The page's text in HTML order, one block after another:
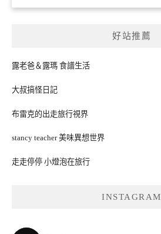
好站推薦
露老爸＆露瑪 食譜生活
大叔搞怪日記
布雷克的出走旅行視界
stancy teacher 美味異想世界
走走停停 小燈泡在旅行
INSTAGRAM